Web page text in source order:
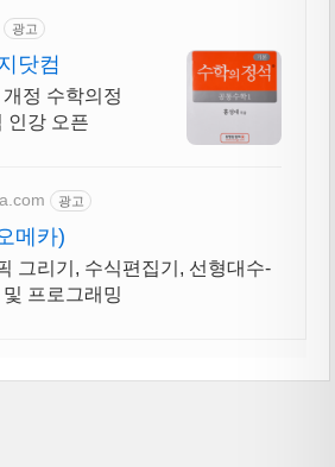
광고
닷컴
정 수학의정
인강 오픈
광고
메카)
그리기, 수식편집기, 선형대수-
프로그래밍